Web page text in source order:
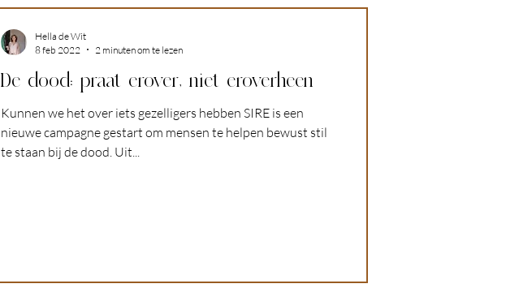
De dood: praat erover, niet eroverheen
Kunnen we het over iets gezelligers hebben SIRE is een
nieuwe campagne gestart om mensen te helpen bewust stil
te staan bij de dood. Uit...
Hella de Wit
8 feb 2022
2 minuten om te lezen